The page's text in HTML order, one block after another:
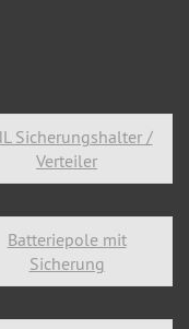
Sicherungshalter /
Verteiler
Batteriepole mit
Sicherung